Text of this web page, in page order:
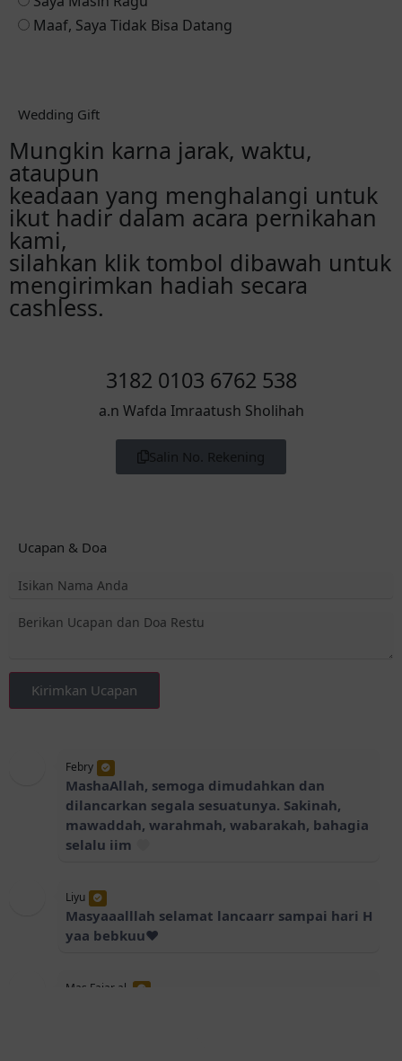
Maaf, Saya Tidak Bisa Datang
Wedding Gift
Mungkin karna jarak, waktu,
ataupun
keadaan yang menghalangi untuk
ikut hadir dalam acara pernikahan
kami,
silahkan klik tombol dibawah untuk
mengirimkan hadiah secara
cashless.
3182 0103 6762 538
a.n Wafda Imraatush Sholihah
Salin No. Rekening
Ucapan & Doa
Kirimkan Ucapan
Febry
MashaAllah, semoga dimudahkan dan
dilancarkan segala sesuatunya. Sakinah,
mawaddah, warahmah, wabarakah, bahagia
selalu iim
Liyu
Masyaaalllah selamat lancaarr sampai hari H
yaa bebkuu♥️
Mas Fajar al